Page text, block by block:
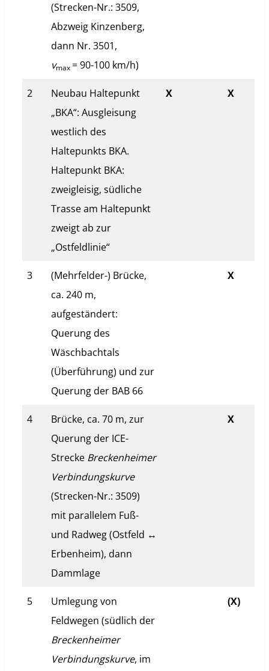
(Strecken-Nr.: 3509,
Abzweig Kinzenberg,
dann Nr. 3501,
vmax= 90-100 km/h)
2
Neubau Haltepunkt
„BKA“: Ausgleisung
westlich des
Haltepunkts BKA.
Haltepunkt BKA:
zweigleisig, südliche
Trasse am Haltepunkt
zweigt ab zur
„Ostfeldlinie“
X X
3
(Mehrfelder-) Brücke,
ca. 240 m,
aufgeständert:
Querung des
Wäschbachtals
(Überführung) und zur
Querung der BAB 66
X
4
Brücke, ca. 70 m, zur
Querung der ICE-
Strecke Breckenheimer
Verbindungskurve
(Strecken-Nr.: 3509)
mit parallelem Fuß-
und Radweg (Ostfeld ↔
Erbenheim), dann
Dammlage
X
5
Umlegung von
Feldwegen (südlich der
Breckenheimer
Verbindungskurve, im
(X)